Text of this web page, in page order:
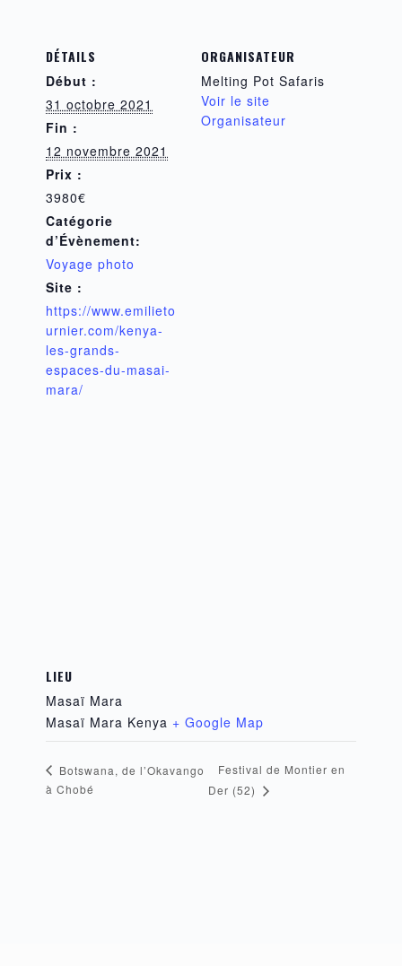
DÉTAILS
Début :
31 octobre 2021
Fin :
12 novembre 2021
Prix :
3980€
Catégorie
d’Évènement:
Voyage photo
Site :
https://www.emilieto
urnier.com/kenya-
les-grands-
espaces-du-masai-
mara/
ORGANISATEUR
Melting Pot Safaris
Voir le site
Organisateur
LIEU
Masaï Mara
Masaï Mara Kenya + Google Map
Botswana, de l’Okavango
à Chobé
Festival de Montier en
Der (52)